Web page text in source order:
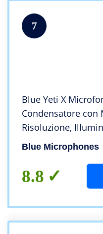
7
Blue Yeti X
Condensatore con
Risoluzione,
Blue VO!CE per
Podcast su PC e
Blue Microphones
8.8